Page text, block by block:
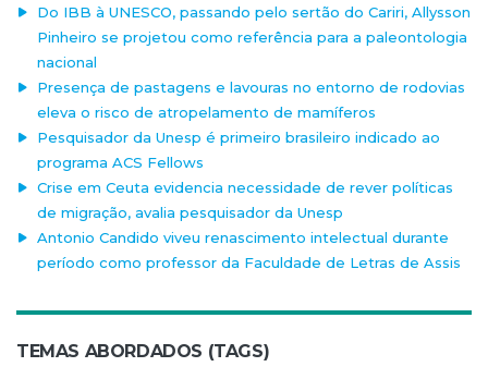
Do IBB à UNESCO, passando pelo sertão do Cariri, Allysson
Pinheiro se projetou como referência para a paleontologia
nacional
Presença de pastagens e lavouras no entorno de rodovias
eleva o risco de atropelamento de mamíferos
Pesquisador da Unesp é primeiro brasileiro indicado ao
programa ACS Fellows
Crise em Ceuta evidencia necessidade de rever políticas
de migração, avalia pesquisador da Unesp
Antonio Candido viveu renascimento intelectual durante
período como professor da Faculdade de Letras de Assis
TEMAS ABORDADOS (TAGS)